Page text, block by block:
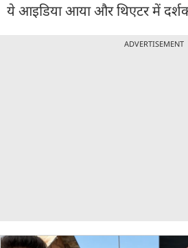
ये आइडिया आया और थिएटर में
ADVERTISEMENT